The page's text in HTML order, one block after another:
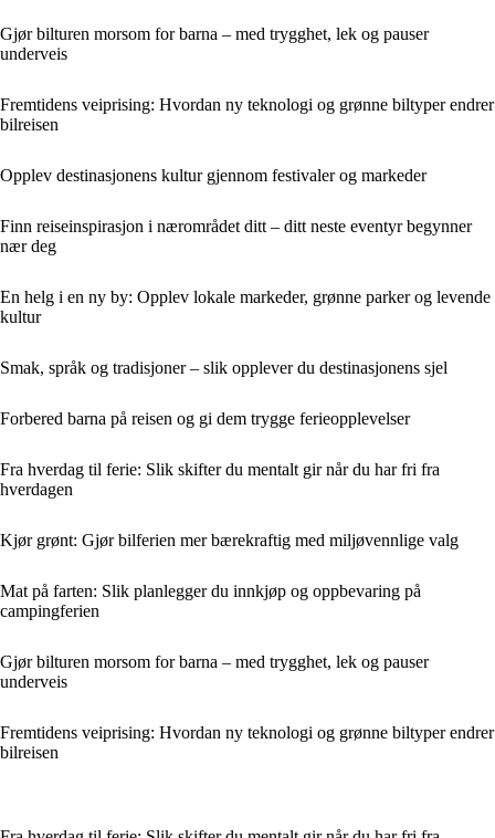
Gjør bilturen morsom for barna – med trygghet, lek og pauser
underveis
Fremtidens veiprising: Hvordan ny teknologi og grønne biltyper endrer
bilreisen
Opplev destinasjonens kultur gjennom festivaler og markeder
Finn reiseinspirasjon i nærområdet ditt – ditt neste eventyr begynner
nær deg
En helg i en ny by: Opplev lokale markeder, grønne parker og levende
kultur
Smak, språk og tradisjoner – slik opplever du destinasjonens sjel
Forbered barna på reisen og gi dem trygge ferieopplevelser
Fra hverdag til ferie: Slik skifter du mentalt gir når du har fri fra
hverdagen
Kjør grønt: Gjør bilferien mer bærekraftig med miljøvennlige valg
Mat på farten: Slik planlegger du innkjøp og oppbevaring på
campingferien
Gjør bilturen morsom for barna – med trygghet, lek og pauser
underveis
Fremtidens veiprising: Hvordan ny teknologi og grønne biltyper endrer
bilreisen